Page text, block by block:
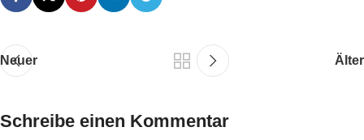
Neuer Älter
Schreibe einen Kommentar